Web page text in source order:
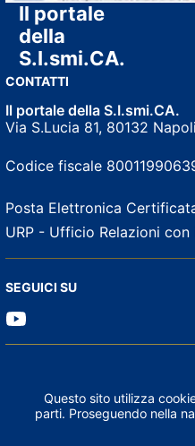
Il portale
della
S.I.smi.CA.
CONTATTI
Il portale della S.I.smi.CA.
Via S.Lucia 81, 80132 Napoli
Codice fiscale
Posta Elettronica
URP - Ufficio Relazioni con
SEGUICI SU
Questo sito utilizza
parti. Proseguendo nella